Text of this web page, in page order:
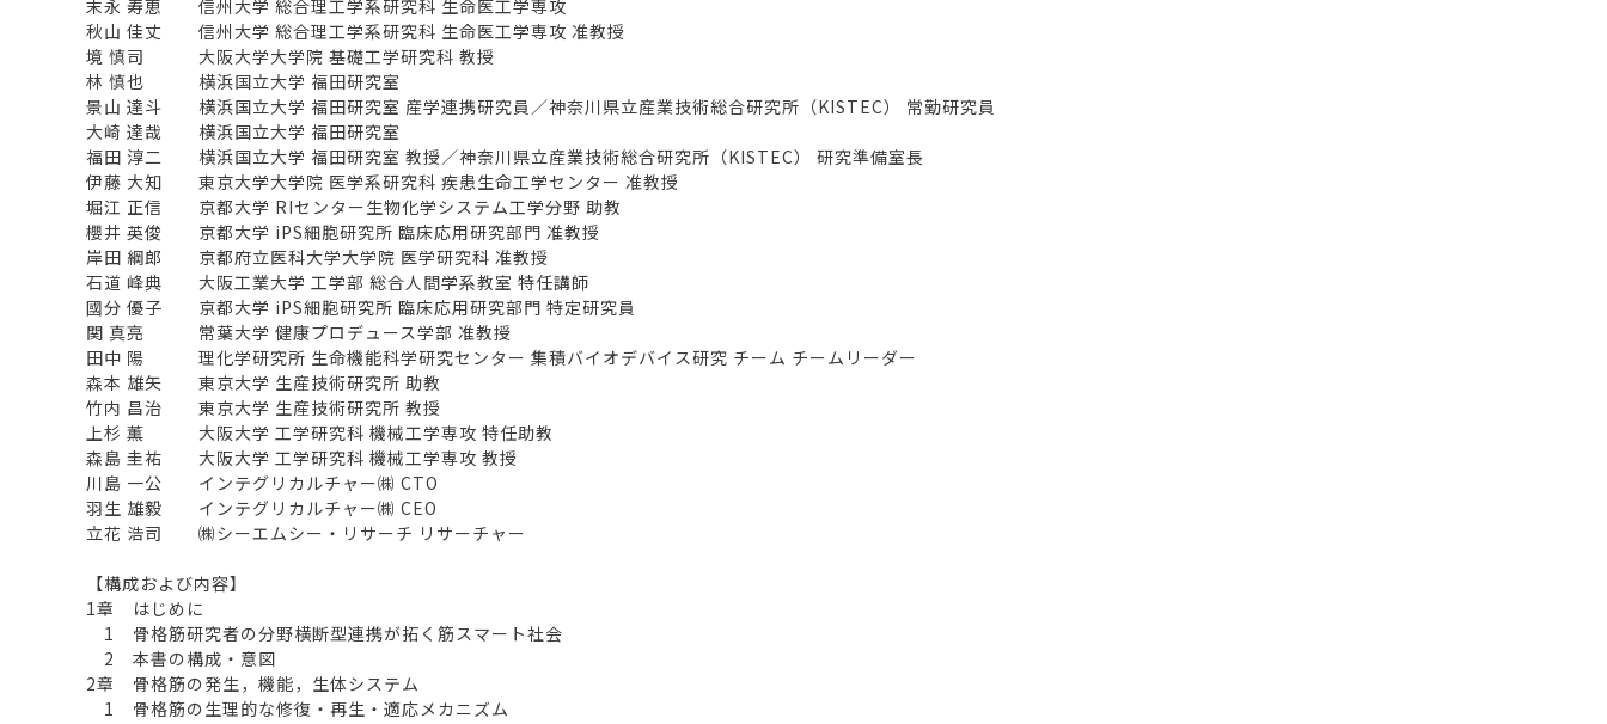
末永 寿恵 信州大学 総合理工学系研究科 生命医工学専攻
秋山 佳丈 信州大学 総合理工学系研究科 生命医工学専攻 准教授
境 慎司 大阪大学大学院 基礎工学研究科 教授
林 慎也 横浜国立大学 福田研究室
景山 達斗 横浜国立大学 福田研究室 産学連携研究員／神奈川県立産業技術総合研究所（KISTEC） 常勤研究員
大崎 達哉 横浜国立大学 福田研究室
福田 淳二 横浜国立大学 福田研究室 教授／神奈川県立産業技術総合研究所（KISTEC） 研究準備室長
伊藤 大知 東京大学大学院 医学系研究科 疾患生命工学センター 准教授
堀江 正信 京都大学 RIセンター生物化学システム工学分野 助教
櫻井 英俊 京都大学 iPS細胞研究所 臨床応用研究部門 准教授
岸田 綱郎 京都府立医科大学大学院 医学研究科 准教授
石道 峰典 大阪工業大学 工学部 総合人間学系教室 特任講師
國分 優子 京都大学 iPS細胞研究所 臨床応用研究部門 特定研究員
関 真亮 常葉大学 健康プロデュース学部 准教授
田中 陽 理化学研究所 生命機能科学研究センター 集積バイオデバイス研究 チーム チームリーダー
森本 雄矢 東京大学 生産技術研究所 助教
竹内 昌治 東京大学 生産技術研究所 教授
上杉 薫 大阪大学 工学研究科 機械工学専攻 特任助教
森島 圭祐 大阪大学 工学研究科 機械工学専攻 教授
川島 一公 インテグリカルチャー㈱ CTO
羽生 雄毅 インテグリカルチャー㈱ CEO
立花 浩司 ㈱シーエムシー・リサーチ リサーチャー
【構成および内容】
1章 はじめに
1 骨格筋研究者の分野横断型連携が拓く筋スマート社会
2 本書の構成・意図
2章 骨格筋の発生，機能，生体システム
1 骨格筋の生理的な修復・再生・適応メカニズム